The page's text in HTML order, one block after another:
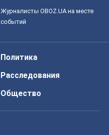
Журналисты OBOZ.UA на месте
событий
Политика
Расследования
Общество